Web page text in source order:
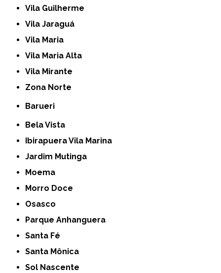
Vila Guilherme
Vila Jaraguá
Vila Maria
Vila Maria Alta
Vila Mirante
Zona Norte
Barueri
Bela Vista
Ibirapuera Vila Marina
Jardim Mutinga
Moema
Morro Doce
Osasco
Parque Anhanguera
Santa Fé
Santa Mônica
Sol Nascente